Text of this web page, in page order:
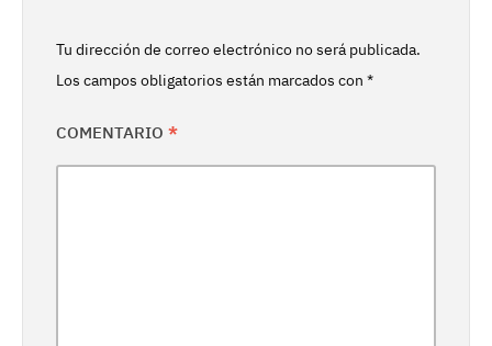
Tu dirección de correo electrónico no será publicada.
Los campos obligatorios están marcados con *
COMENTARIO *